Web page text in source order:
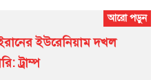
ইউরেনিয়াম দখল
ট্রাম্প